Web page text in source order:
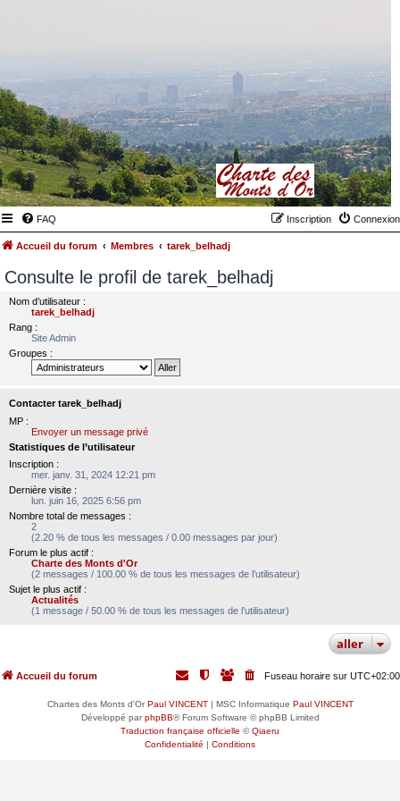
FAQ Connexion
Inscription
Accueil du forum Membres tarek_belhadj
Consulte le profil de tarek_belhadj
Nom d’utilisateur :
tarek_belhadj
Rang :
Site Admin
Groupes :
Contacter tarek_belhadj
MP :
Envoyer un message privé
Statistiques de l’utilisateur
Inscription :
mer. janv. 31, 2024 12:21 pm
Dernière visite :
lun. juin 16, 2025 6:56 pm
Nombre total de messages :
2
(2.20 % de tous les messages / 0.00 messages par jour)
Forum le plus actif :
Charte des Monts d'Or
(2 messages / 100.00 % de tous les messages de l’utilisateur)
Sujet le plus actif :
Actualités
(1 message / 50.00 % de tous les messages de l’utilisateur)
aller
Accueil du forum Fuseau horaire sur UTC+02:00
Chartes des Monts d'OrPaul VINCENT| MSC Informatique Paul VINCENT
Développé parphpBB® Forum Software © phpBB Limited
Traduction française officielle ©Qiaeru
Confidentialité | Conditions